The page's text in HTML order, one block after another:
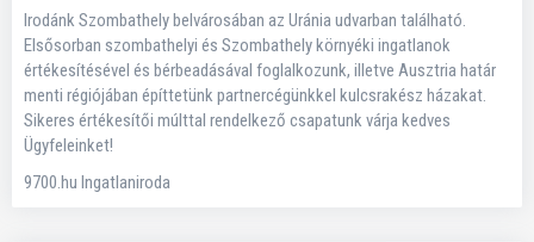
Irodánk Szombathely belvárosában az Uránia udvarban található.
Elsősorban szombathelyi és Szombathely környéki ingatlanok
értékesítésével és bérbeadásával foglalkozunk, illetve Ausztria határ
menti régiójában építtetünk partnercégünkkel kulcsrakész házakat.
Sikeres értékesítői múlttal rendelkező csapatunk várja kedves
Ügyfeleinket!
9700.hu Ingatlaniroda